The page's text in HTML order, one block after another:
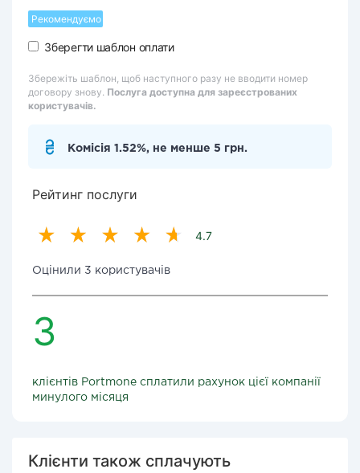
Рекомендуємо
Зберегти шаблон оплати
Збережіть шаблон, щоб наступного разу не вводити номер
договору знову. Послуга доступна для зареєстрованих
користувачів.
Комісія 1.52%, не менше 5 грн.
Рейтинг послуги
4.7
Оцінили 3 користувачів
3
клієнтів Portmone сплатили рахунок цієї компанії
минулого місяця
Клієнти також сплачують